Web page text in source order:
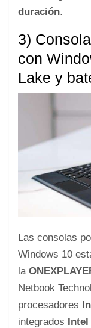
duración.
3)
con
Lake y
Las consolas
Windows 10
la
Netbook
procesadores I
integrados Intel